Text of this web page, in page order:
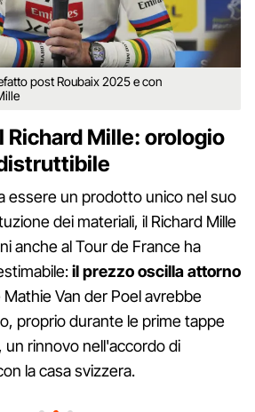
post Roubaix 2025 e con
Richard Mille: orologio
essere un prodotto unico nel suo
dei materiali, il Richard Mille
anche al Tour de France ha
il prezzo oscilla attorno
Mathie Van der Poel avrebbe
proprio durante le prime tappe
un rinnovo nell'accordo di
la casa svizzera.